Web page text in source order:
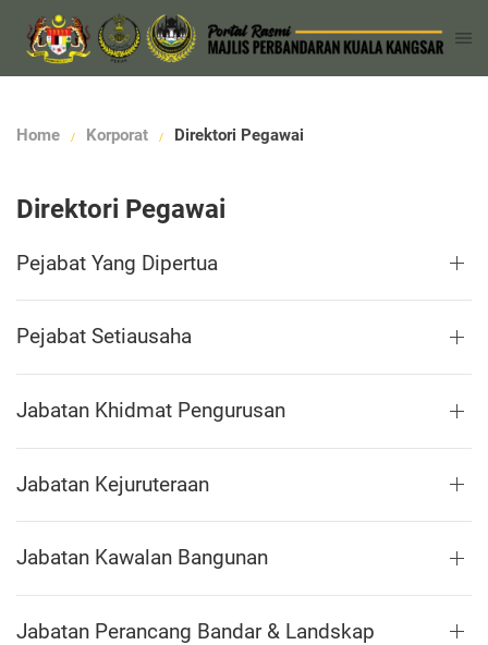
Home Korporat Direktori Pegawai
Direktori Pegawai
Pejabat Yang Dipertua
Pejabat Setiausaha
Jabatan Khidmat Pengurusan
Jabatan Kejuruteraan
Jabatan Kawalan Bangunan
Jabatan Perancang Bandar & Landskap